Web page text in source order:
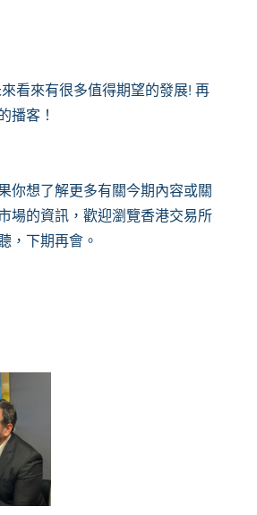
看來有很多值得期望的發展! 再
播客！
你想了解更多有關今期內容或關
場的資訊，歡迎瀏覽香港交易所
，下期再會。